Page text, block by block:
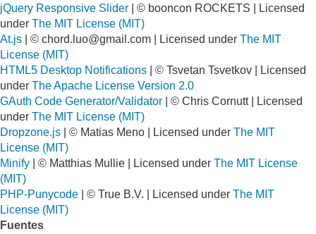
jQuery Responsive Slider | © booncon ROCKETS | Licensed
under The MIT License (MIT)
At.js | © chord.luo@gmail.com | Licensed under The MIT
License (MIT)
HTML5 Desktop Notifications | © Tsvetan Tsvetkov | Licensed
under The Apache License Version 2.0
GAuth Code Generator/Validator | © Chris Cornutt | Licensed
under The MIT License (MIT)
Dropzone.js | © Matias Meno | Licensed under The MIT
License (MIT)
Minify | © Matthias Mullie | Licensed under The MIT License
(MIT)
PHP-Punycode | © True B.V. | Licensed under The MIT
License (MIT)
Fuentes